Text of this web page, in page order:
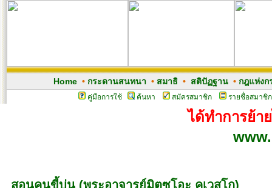
Home• กระดานสนทนา • สมาธิ• สติปัฏฐาน• กฎแห่งก
คู่มือการใช้ ค้นหา สมัครสมาชิก รายชื่อสมาชิก
ได้ทำการย้า
สอนคนขี้บ่น (พระอาจารย์มิตซูโอะ คเวสโก)